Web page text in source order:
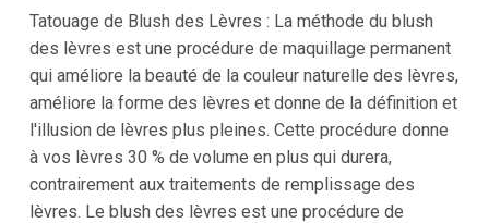
Tatouage de Blush des Lèvres : La méthode du blush
des lèvres est une procédure de maquillage permanent
qui améliore la beauté de la couleur naturelle des lèvres,
améliore la forme des lèvres et donne de la définition et
l'illusion de lèvres plus pleines. Cette procédure donne
à vos lèvres 30 % de volume en plus qui durera,
contrairement aux traitements de remplissage des
lèvres. Le blush des lèvres est une procédure de